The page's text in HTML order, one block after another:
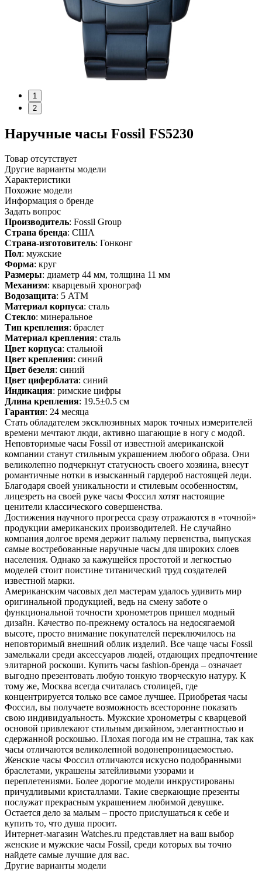
1
2
Наручные часы Fossil FS5230
Товар отсутствует
Другие варианты модели
Характеристики
Похожие модели
Информация о бренде
Задать вопрос
Производитель: Fossil Group
Страна бренда: США
Страна-изготовитель: Гонконг
Пол: мужские
Форма: круг
Размеры: диаметр 44 мм, толщина 11 мм
Механизм: кварцевый хронограф
Водозащита: 5 АТМ
Материал корпуса: сталь
Стекло: минеральное
Тип крепления: браслет
Материал крепления: сталь
Цвет корпуса: стальной
Цвет крепления: синий
Цвет безеля: синий
Цвет циферблата: синий
Индикация: римские цифры
Длина крепления: 19.5±0.5 см
Гарантия: 24 месяца
Стать обладателем эксклюзивных марок точных измерителей
времени мечтают люди, активно шагающие в ногу с модой.
Неповторимые часы Fossil от известной американской
компании станут стильным украшением любого образа. Они
великолепно подчеркнут статусность своего хозяина, внесут
романтичные нотки в изысканный гардероб настоящей леди.
Благодаря своей уникальности и стилевым особенностям,
лицезреть на своей руке часы Фоссил хотят настоящие
ценители классического совершенства.
Достижения научного прогресса сразу отражаются в «точной»
продукции американских производителей. Не случайно
компания долгое время держит пальму первенства, выпуская
самые востребованные наручные часы для широких слоев
населения. Однако за кажущейся простотой и легкостью
моделей стоит поистине титанический труд создателей
известной марки.
Американским часовых дел мастерам удалось удивить мир
оригинальной продукцией, ведь на смену заботе о
функциональной точности хронометров пришел модный
дизайн. Качество по-прежнему осталось на недосягаемой
высоте, просто внимание покупателей переключилось на
неповторимый внешний облик изделий. Все чаще часы Fossil
замелькали среди аксессуаров людей, отдающих предпочтение
элитарной роскоши. Купить часы fashion-бренда – означает
выгодно презентовать любую тонкую творческую натуру. К
тому же, Москва всегда считалась столицей, где
концентрируется только все самое лучшее. Приобретая часы
Фоссил, вы получаете возможность всесторонне показать
свою индивидуальность. Мужские хронометры с кварцевой
основой привлекают стильным дизайном, элегантностью и
сдержанной роскошью. Плохая погода им не страшна, так как
часы отличаются великолепной водонепроницаемостью.
Женские часы Фоссил отличаются искусно подобранными
браслетами, украшены затейливыми узорами и
переплетениями. Более дорогие модели инкрустированы
причудливыми кристаллами. Такие сверкающие презенты
послужат прекрасным украшением любимой девушке.
Остается дело за малым – просто прислушаться к себе и
купить то, что душа просит.
Интернет-магазин Watches.ru представляет на ваш выбор
женские и мужские часы Fossil, среди которых вы точно
найдете самые лучшие для вас.
Другие варианты модели